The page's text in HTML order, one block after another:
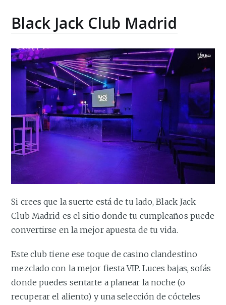
Black Jack Club Madrid
Si crees que la suerte está de tu lado, Black Jack
Club Madrid es el sitio donde tu cumpleaños puede
convertirse en la mejor apuesta de tu vida.
Este club tiene ese toque de casino clandestino
mezclado con la mejor fiesta VIP. Luces bajas, sofás
donde puedes sentarte a planear la noche (o
recuperar el aliento) y una selección de cócteles